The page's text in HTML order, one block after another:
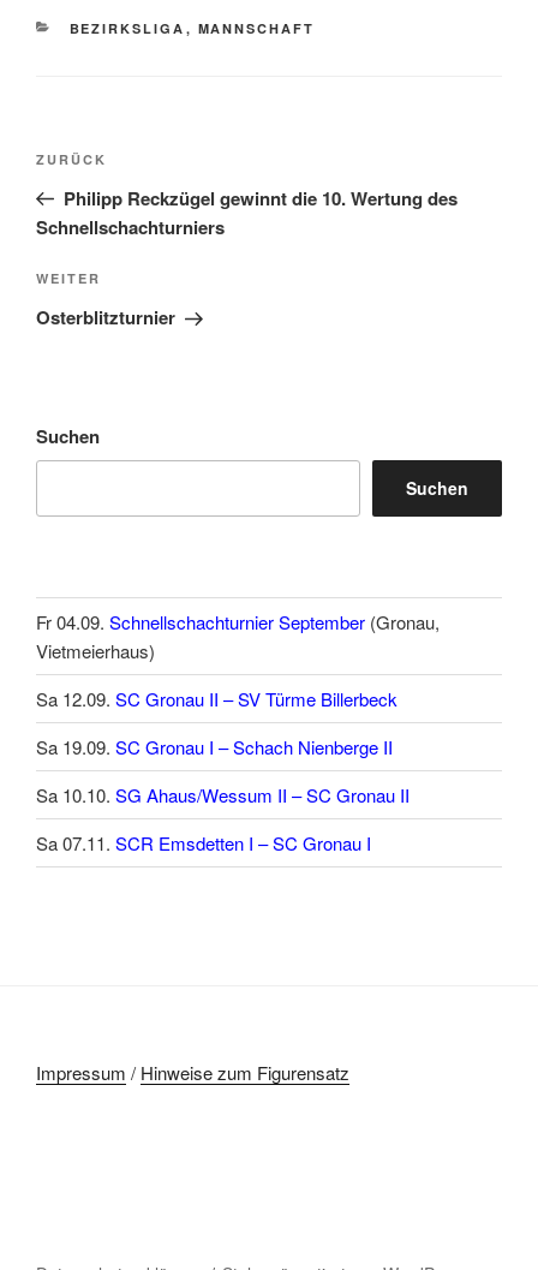
KATEGORIEN
BEZIRKSLIGA , MANNSCHAFT
Beitragsnavigation
Vorheriger
Beitrag
ZURÜCK
Philipp Reckzügel gewinnt die 10. Wertung des
Schnellschachturniers
Nächster
Beitrag
WEITER
Osterblitzturnier
Suchen
Suchen
Fr 04.09. Schnellschachturnier September (Gronau,
Vietmeierhaus)
Sa 12.09. SC Gronau II – SV Türme Billerbeck
Sa 19.09. SC Gronau I – Schach Nienberge II
Sa 10.10. SG Ahaus/Wessum II – SC Gronau II
Sa 07.11. SCR Emsdetten I – SC Gronau I
Impressum / Hinweise zum Figurensatz